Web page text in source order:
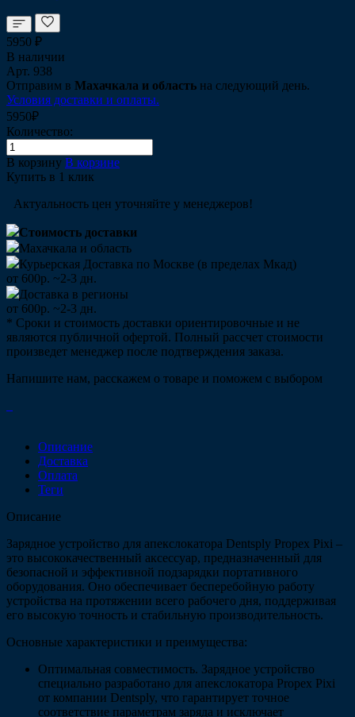
5950 ₽
В наличии
Арт. 938
Отправим в Махачкала и область на следующий день.
Условия доставки и оплаты.
5950₽
Количество:
В корзину В корзине
Купить в 1 клик
Актуальность цен уточняйте у менеджеров!
Стоимость доставки
Махачкала и область
Курьерская Доставка по Москве (в пределах Мкад)
от 600р. ~2-3 дн.
Доставка в регионы
от 600р. ~2-3 дн.
* Сроки и стоимость доставки ориентировочные и не
являются публичной офертой. Полный рассчет стоимости
произведет менеджер после подтверждения заказа.
Напишите нам, расскажем о товаре и поможем с выбором
Описание
Доставка
Оплата
Теги
Описание
Зарядное устройство для апекслокатора Dentsply Propex Pixi –
это высококачественный аксессуар, предназначенный для
безопасной и эффективной подзарядки портативного
оборудования. Оно обеспечивает бесперебойную работу
устройства на протяжении всего рабочего дня, поддерживая
его высокую точность и стабильную производительность.
Основные характеристики и преимущества:
Оптимальная совместимость. Зарядное устройство
специально разработано для апекслокатора Propex Pixi
от компании Dentsply, что гарантирует точное
соответствие параметрам заряда и исключает